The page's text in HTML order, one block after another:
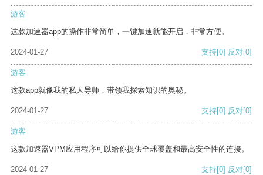
游客
这款加速器app的操作非常简单，一键加速就能开启，非常方便。
2024-01-27 支持[0] 反对[0]
游客
这款app就像我的私人导师，带领我探索知识的奥秘。
2024-01-27 支持[0] 反对[0]
游客
这款加速器VPM应用程序可以给你提供全球覆盖和最高安全性的连接。
2024-01-27 支持[0] 反对[0]